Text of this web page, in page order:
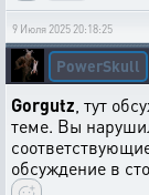
9 Июля 2025 20:18:25
PowerSkull
Gorgutz , тут
теме. Вы
обсуждение в